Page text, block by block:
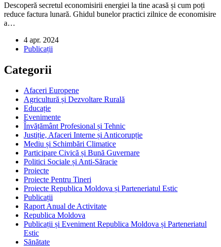
Descoperă secretul economisirii energiei la tine acasă și cum poți
reduce factura lunară. Ghidul bunelor practici zilnice de economisire
a…
4 apr. 2024
Publicații
Categorii
Afaceri Europene
Agricultură și Dezvoltare Rurală
Educație
Evenimente
Învățământ Profesional și Tehnic
Justiție, Afaceri Interne și Anticorupție
Mediu și Schimbări Climatice
Participare Civică și Bună Guvernare
Politici Sociale și Anti-Săracie
Proiecte
Proiecte Pentru Tineri
Proiecte Republica Moldova și Parteneriatul Estic
Publicații
Raport Anual de Activitate
Republica Moldova
Publicații și Eveniment Republica Moldova și Parteneriatul
Estic
Sănătate